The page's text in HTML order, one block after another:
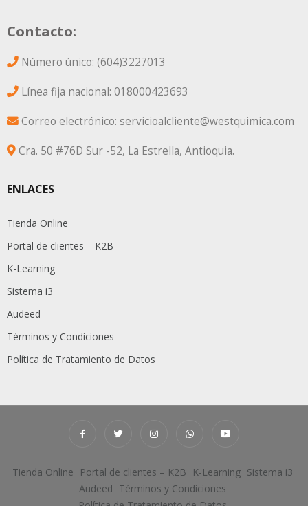
Contacto:
Número único: (604)3227013
Línea fija nacional: 018000423693
Correo electrónico: servicioalcliente@westquimica.com
Cra. 50 #76D Sur -52, La Estrella, Antioquia.
ENLACES
Tienda Online
Portal de clientes – K2B
K-Learning
Sistema i3
Audeed
Términos y Condiciones
Política de Tratamiento de Datos
Tienda Online Portal de clientes – K2B K-Learning Sistema i3
Audeed Términos y Condiciones